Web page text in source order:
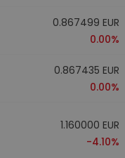
0.867499 EUR
0.00%
0.867435 EUR
0.00%
1.160000 EUR
-4.10%